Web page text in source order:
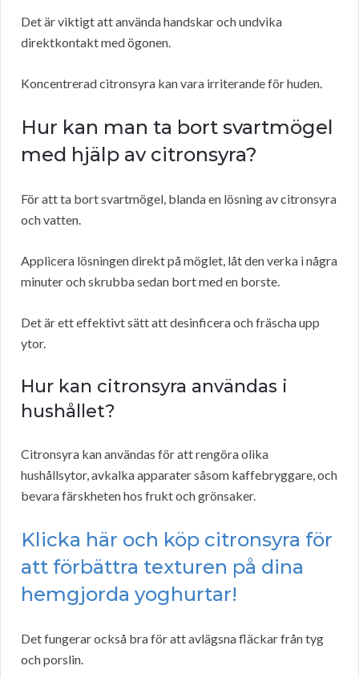
Det är viktigt att använda handskar och undvika
direktkontakt med ögonen.
Koncentrerad citronsyra kan vara irriterande för huden.
Hur kan man ta bort svartmögel
med hjälp av citronsyra?
För att ta bort svartmögel, blanda en lösning av citronsyra
och vatten.
Applicera lösningen direkt på möglet, låt den verka i några
minuter och skrubba sedan bort med en borste.
Det är ett effektivt sätt att desinficera och fräscha upp
ytor.
Hur kan citronsyra användas i
hushållet?
Citronsyra kan användas för att rengöra olika
hushållsytor, avkalka apparater såsom kaffebryggare, och
bevara färskheten hos frukt och grönsaker.
Klicka här och köp citronsyra för
att förbättra texturen på dina
hemgjorda yoghurtar!
Det fungerar också bra för att avlägsna fläckar från tyg
och porslin.